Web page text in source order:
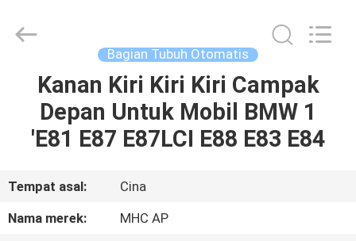
RUMAH
PRODUK
TENTANG
KAMI
Parts
Limited.
Bagian Tubuh Otomatis
Kanan Kiri Kiri Kiri Campak
Depan Untuk Mobil BMW 1
'E81 E87 E87LCI E88 E83 E84
Tempat asal:
Cina
Nama merek:
MHC AP